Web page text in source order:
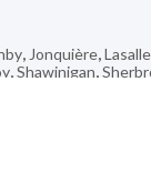
, Jonquière,Lasalle
,Shawinigan,